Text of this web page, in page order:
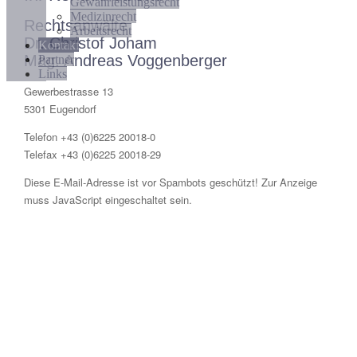
Medizinrecht
Arbeitsrecht
Kontakt
Partner
Links
Rechtsanwälte
Dr. Christof Joham
Mag. Andreas Voggenberger
Gewerbestrasse 13
5301 Eugendorf
Telefon +43 (0)6225 20018-0
Telefax +43 (0)6225 20018-29
Diese E-Mail-Adresse ist vor Spambots geschützt! Zur Anzeige
muss JavaScript eingeschaltet sein.